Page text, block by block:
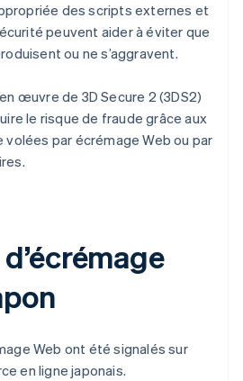
des scripts externes et
peuvent aider à éviter que
ou ne s’aggravent.
œuvre de 3D Secure 2 (3DS2)
le risque de fraude grâce aux
par écrémage Web ou par
Web ont été signalés sur
en ligne japonais.